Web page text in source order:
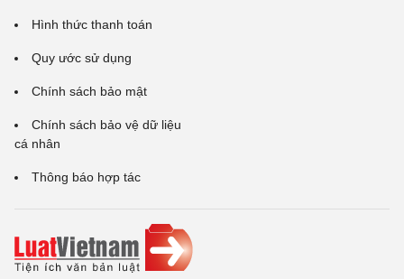
Hình thức thanh toán
Quy ước sử dụng
Chính sách bảo mật
Chính sách bảo vệ dữ liệu
cá nhân
Thông báo hợp tác